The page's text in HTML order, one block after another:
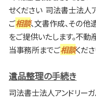
せください 司法書士法人
ご相談、文書作成、その他
をご提供いたします。不
当事務所までご相談くださ
遺品整理の手続き
司法書士法人アンドリー